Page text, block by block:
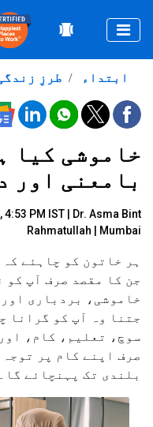
طرزِ ابتداء
خاموشی کیا
بامعنی اور
PM IST |
Dr. Asma Bint
Rahmatullah | Mumbai
ہر خاتون کو چاہئے
جن کا مقصد صرف آپ کو
خاموشی، بردباری
جتنا وہ آپ کو گرانا
سوچ، تعلیم، کام،
صرف اپنے کام پر
بلندی تک پہنچائے گا۔